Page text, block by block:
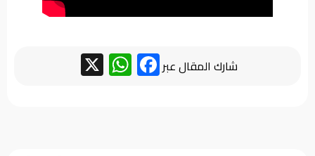
شارك المقال عبر Facebook
WhatsApp